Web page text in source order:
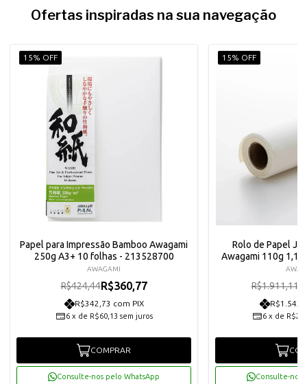
Ofertas inspiradas na sua navegação
15% OFF
Papel para Impressão Bamboo Awagami
250g A3+ 10 folhas - 213528700
AWAGAMI
R$424,44R$360,77
R$342,73 com PIX
6 x de R$60,13 sem juros
COMPRAR
Consulte-nos pelo WhatsApp
15% OFF
Rolo de Papel
Awagami 110g
R$1.911,11
6 x de
Consulte-nos